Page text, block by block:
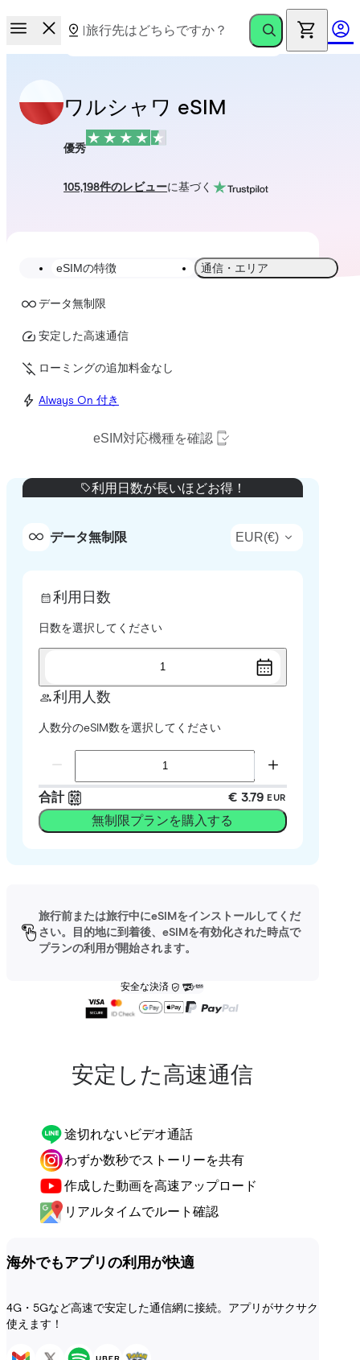
ワルシャワ eSIM
優秀
105,198件のレビューに基づく
eSIMの特徴 通信・エリア
データ無制限
安定した高速通信
ローミングの追加料金なし
Always On 付き
eSIM対応機種を確認
利用日数が長いほどお得！
データ無制限 EUR(€)
利用日数
日数を選択してください
1
利用人数
人数分のeSIM数を選択してください
合計 € 3.79 EUR
無制限プランを購入する
旅行前または旅行中にeSIMをインストールしてくだ
さい。目的地に到着後、eSIMを有効化された時点で
プランの利用が開始されます。
安全な決済
安定した高速通信
途切れないビデオ通話
わずか数秒でストーリーを共有
作成した動画を高速アップロード
リアルタイムでルート確認
海外でもアプリの利用が快適
4G・5Gなど高速で安定した通信網に接続。アプリがサクサク
使えます！